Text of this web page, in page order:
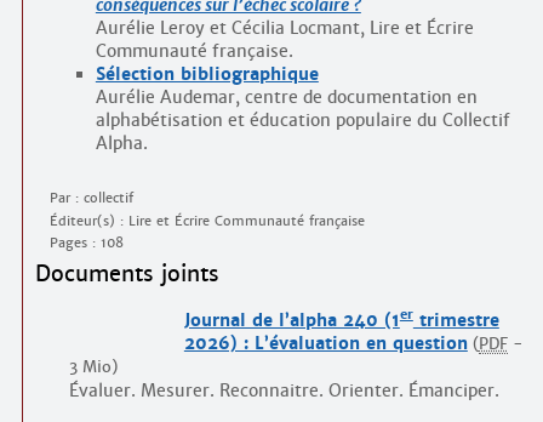
conséquences sur l’échec scolaire ?
Aurélie Leroy et Cécilia Locmant, Lire et Écrire
Communauté française.
Sélection bibliographique
Aurélie Audemar, centre de documentation en
alphabétisation et éducation populaire du Collectif
Alpha.
Par : collectif
Éditeur(s) : Lire et Écrire Communauté française
Pages : 108
Documents joints
Journal de l’alpha 240 (1ertrimestre
2026) : L’évaluation en question ( PDF-
3 Mio)
Évaluer. Mesurer. Reconnaitre. Orienter. Émanciper.